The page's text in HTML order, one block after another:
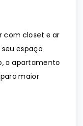
com closet e ar
espaço
o apartamento
maior